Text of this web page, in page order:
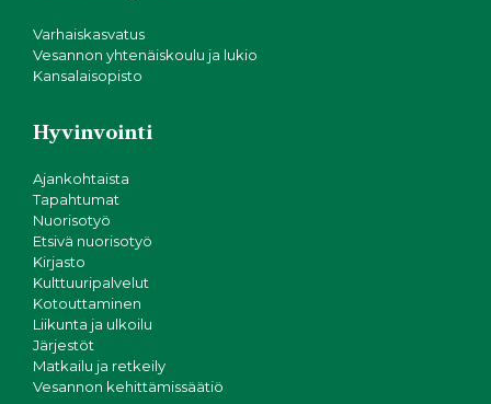
Varhaiskasvatus
Vesannon yhtenäiskoulu ja lukio
Kansalaisopisto
Hyvinvointi
Ajankohtaista
Tapahtumat
Nuorisotyö
Etsivä nuorisotyö
Kirjasto
Kulttuuripalvelut
Kotouttaminen
Liikunta ja ulkoilu
Järjestöt
Matkailu ja retkeily
Vesannon kehittämissäätiö